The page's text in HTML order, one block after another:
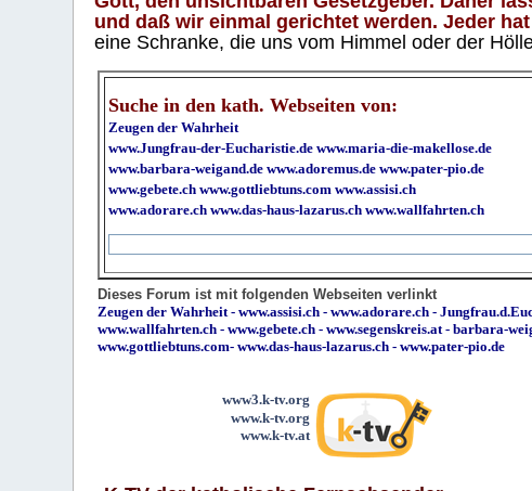
und daß wir einmal gerichtet werden. Jeder
eine Schranke, die uns vom Himmel oder der
Suche in den kath. Webseiten von:
Zeugen der Wahrheit
www.Jungfrau-der-Eucharistie.de www.maria-die-makellose.de
www.barbara-weigand.de www.adoremus.de www.pater-pio.de
www.gebete.ch www.gottliebtuns.com www.assisi.ch
www.adorare.ch www.das-haus-lazarus.ch www.wallfahrten.ch
Dieses Forum ist mit folgenden Webseiten verlinkt
Zeugen der Wahrheit -www.assisi.ch -www.adorare.ch -
www.wallfahrten.ch -www.gebete.ch -www.segenskreis.at -barbara-
www.gottliebtuns.com-www.das-haus-lazarus.ch - www.pater-pio.de
www3.k-tv.org
www.k-tv.org
www.k-tv.at